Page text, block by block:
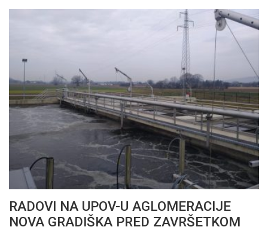
RADOVI NA UPOV-U AGLOMERACIJE
NOVA GRADIŠKA PRED ZAVRŠETKOM